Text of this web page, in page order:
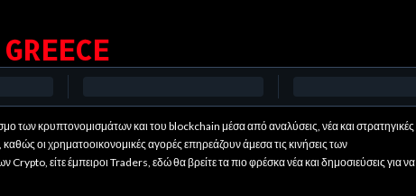
των κρυπτονομισμάτων και του blockchain μέσα από αναλύσεις, νέα και στρατηγικές
οι χρηματοοικονομικές αγορές επηρεάζουν άμεσα τις κινήσεις των
Crypto, είτε έμπειροι Traders, εδώ θα βρείτε τα πιο φρέσκα νέα και δημοσιεύσεις για να